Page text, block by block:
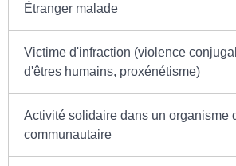
Étranger malade
Victime d'infraction (violence
d'êtres humains, proxénétisme)
Activité solidaire dans un organisme
communautaire